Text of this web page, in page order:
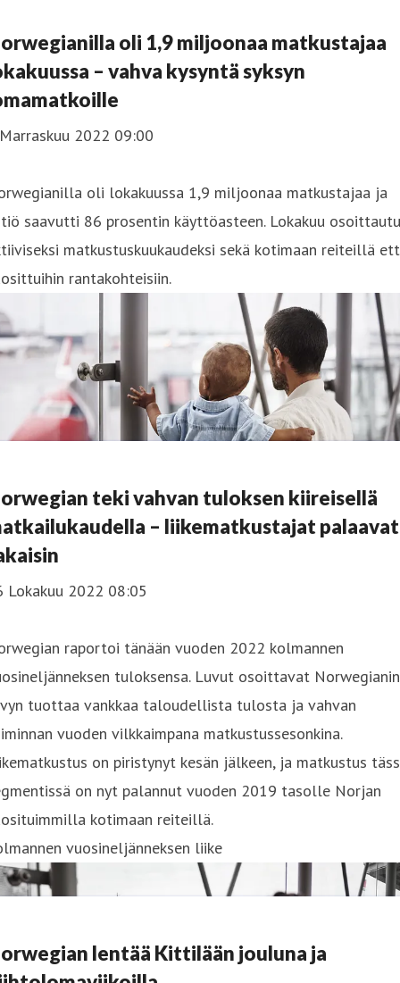
oli 1,9 miljoonaa matkustajaa
– vahva kysyntä syksyn
2022 09:00
oli lokakuussa 1,9 miljoonaa matkustajaa ja
saavutti 86 prosentin käyttöasteen. Lokakuu
matkustuskuukaudeksi sekä kotimaan reiteillä
rantakohteisiin.
teki vahvan tuloksen kiireisellä
– liikematkustajat palaavat
Lokakuu 2022 08:05
raportoi tänään vuoden 2022 kolmannen
tuloksensa. Luvut osoittavat Norwegianin
tuottaa vankkaa taloudellista tulosta ja vahvan
vuoden vilkkaimpana matkustussesonkina.
on piristynyt kesän jälkeen, ja matkustus
on nyt palannut vuoden 2019 tasolle Norjan
kotimaan reiteillä.
vuosineljänneksen liike
lentää Kittilään jouluna ja